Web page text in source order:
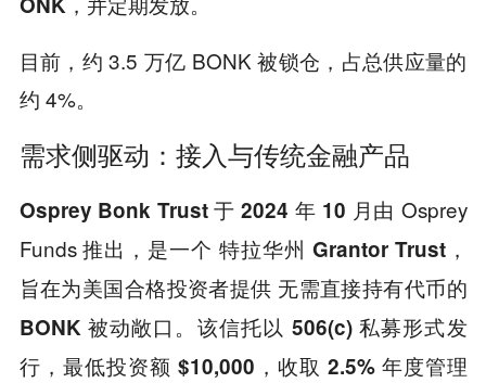
目前，约 3.5 万亿 BONK 被锁仓，占总供应量的
约 4%。
需求侧驱动：接入与传统金融产品
Osprey Bonk Trust于 2024 年 10 月由 Osprey
Funds 推出，是一个 特拉华州 Grantor Trust，
旨在为美国合格投资者提供 无需直接持有代币的
BONK 被动敞口 。该信托以 506(c) 私募形式发
行，最低投资额 $10,000 ， 收取 2.5% 年度管理